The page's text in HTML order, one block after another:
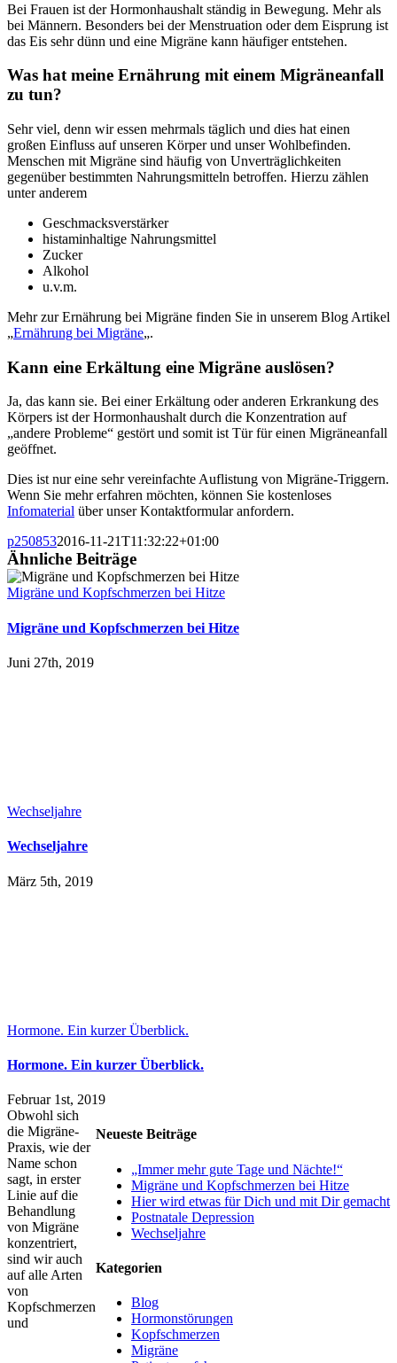
Bei Frauen ist der Hormonhaushalt ständig in Bewegung. Mehr als
bei Männern. Besonders bei der Menstruation oder dem Eisprung ist
das Eis sehr dünn und eine Migräne kann häufiger entstehen.
Was hat meine Ernährung mit einem Migräneanfall
zu tun?
Sehr viel, denn wir essen mehrmals täglich und dies hat einen
großen Einfluss auf unseren Körper und unser Wohlbefinden.
Menschen mit Migräne sind häufig von Unverträglichkeiten
gegenüber bestimmten Nahrungsmitteln betroffen. Hierzu zählen
unter anderem
Geschmacksverstärker
histaminhaltige Nahrungsmittel
Zucker
Alkohol
u.v.m.
Mehr zur Ernährung bei Migräne finden Sie in unserem Blog Artikel
„Ernährung bei Migräne„.
Kann eine Erkältung eine Migräne auslösen?
Ja, das kann sie. Bei einer Erkältung oder anderen Erkrankung des
Körpers ist der Hormonhaushalt durch die Konzentration auf
„andere Probleme“ gestört und somit ist Tür für einen Migräneanfall
geöffnet.
Dies ist nur eine sehr vereinfachte Auflistung von Migräne-Triggern.
Wenn Sie mehr erfahren möchten, können Sie kostenloses
Infomaterial über unser Kontaktformular anfordern.
p2508532016-11-21T11:32:22+01:00
Ähnliche Beiträge
Migräne und Kopfschmerzen bei Hitze
Migräne und Kopfschmerzen bei Hitze
Juni 27th, 2019
Wechseljahre
Wechseljahre
März 5th, 2019
Hormone. Ein kurzer Überblick.
Hormone. Ein kurzer Überblick.
Februar 1st, 2019
Neueste Beiträge
„Immer mehr gute Tage und Nächte!“
Migräne und Kopfschmerzen bei Hitze
Hier wird etwas für Dich und mit Dir gemacht
Postnatale Depression
Wechseljahre
Kategorien
Blog
Hormonstörungen
Kopfschmerzen
Migräne
Obwohl sich
die Migräne-
Praxis, wie der
Name schon
sagt, in erster
Linie auf die
Behandlung
von Migräne
konzentriert,
sind wir auch
auf alle Arten
von
Kopfschmerzen
und